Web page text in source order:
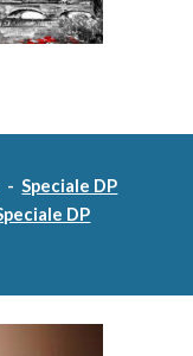
-Speciale DP
DP